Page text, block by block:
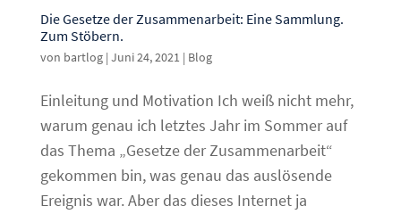
Die Gesetze der Zusammenarbeit: Eine Sammlung.
Zum Stöbern.
von bartlog| Juni 24, 2021 | Blog
Einleitung und Motivation Ich weiß nicht mehr,
warum genau ich letztes Jahr im Sommer auf
das Thema „Gesetze der Zusammenarbeit“
gekommen bin, was genau das auslösende
Ereignis war. Aber das dieses Internet ja